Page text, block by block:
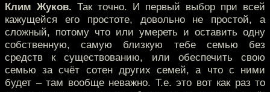
Клим Жуков. Так точно. И первый выбор при всей
кажущейся его простоте, довольно не простой, а
сложный, потому что или умереть и оставить одну
собственную, самую близкую тебе семью без
средств к существованию, или обеспечить свою
семью за счёт сотен других семей, а что с ними
будет – там вообще неважно. Т.е. это вот как раз то